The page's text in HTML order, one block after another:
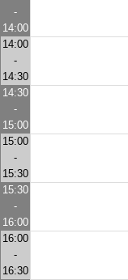
-
14:00
14:00
-
14:30
14:30
-
15:00
15:00
-
15:30
15:30
-
16:00
16:00
-
16:30